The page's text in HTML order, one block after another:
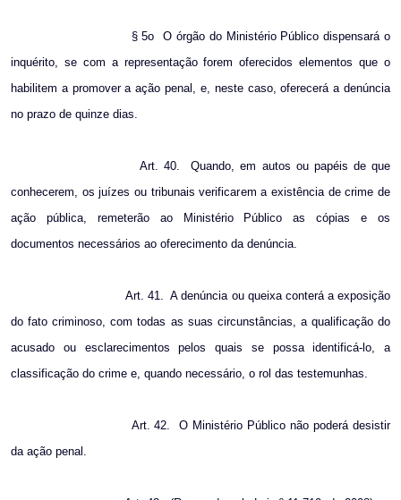
§ 5o
O órgão do Ministério Público dispensará o
inquérito, se com a representação forem oferecidos elementos que o
habilitem a promover a ação penal, e, neste caso, oferecerá a denúncia
no prazo de quinze dias.
Art. 40.
Quando, em autos ou papéis de que
conhecerem, os juízes ou tribunais verificarem a existência de crime de
ação pública, remeterão ao Ministério Público as cópias e os
documentos necessários ao oferecimento da denúncia.
Art. 41. A denúncia ou queixa conterá a exposição
do fato criminoso, com todas as suas circunstâncias, a qualificação do
acusado ou esclarecimentos pelos quais se possa identificá-lo, a
classificação do crime e, quando necessário, o rol das testemunhas.
Art. 42.
O Ministério Público não poderá desistir
da ação penal.